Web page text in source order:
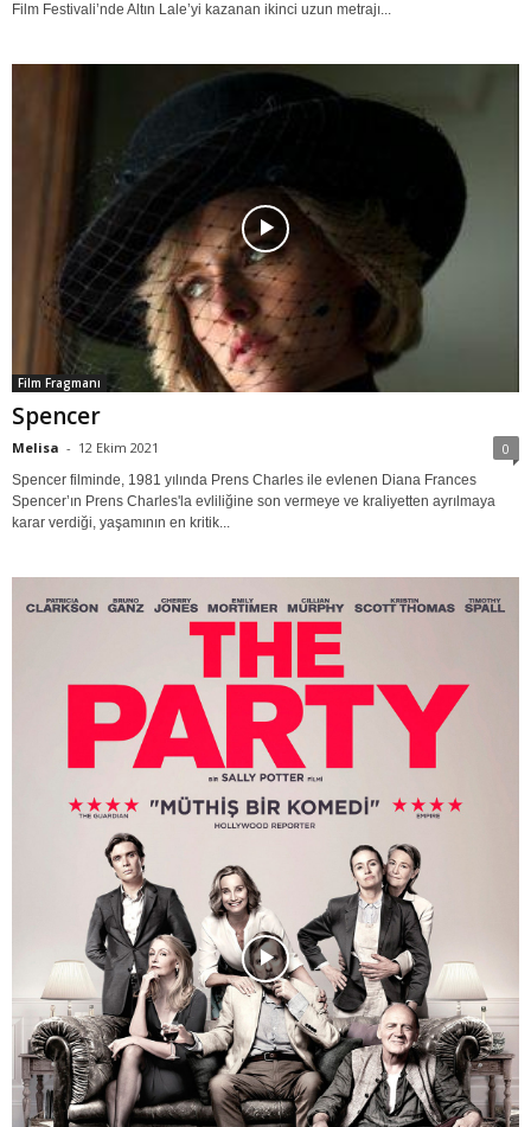
Film Festivali’nde Altın Lale’yi kazanan ikinci uzun metrajı...
Film Fragmanı
Spencer
Melisa - 12 Ekim 2021 0
Spencer filminde, 1981 yılında Prens Charles ile evlenen Diana Frances
Spencer’ın Prens Charles'la evliliğine son vermeye ve kraliyetten ayrılmaya
karar verdiği, yaşamının en kritik...